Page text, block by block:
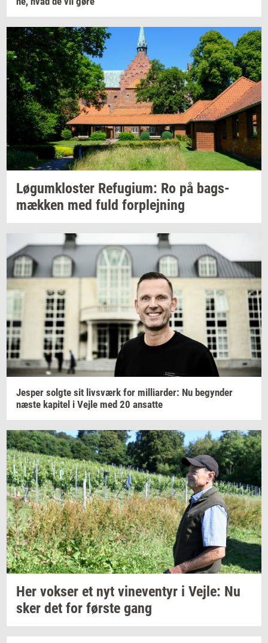
Løgum­klo­ster Re­fu­gi­um: Ro på bags­
mæk­ken med fuld for­plej­ning
Jes­per solg­te sit livs­værk for mil­li­ar­der: Nu be­gyn­der
næste ka­pi­tel i Vejle med 20 an­sat­te
Her vok­ser et nyt vi­ne­ven­tyr i Vejle: Nu
sker det for før­ste gang